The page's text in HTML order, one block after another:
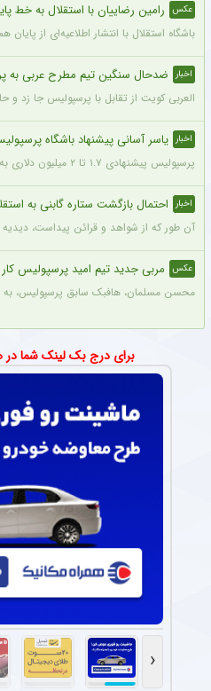
عکس رامین رضاییان با استقلال به خط
باشگاه استقلال با انتشار اطلاعیه‌ای از
اخبار ضدحال سنگین تیم مطرح عربی به
العربی کویت از تقابل با پرسپولیس جا زد و
اخبار یاسر آسانی پیشنهاد باشگاه
پرسپولیس پیشنهادی ۱.۷ تا ۲ میلیون دلاری به یاسر آسانی، وینگر استقلال، ارائه کرد، اما او نپذیرفت. آسانی تأکید کرد در فوتبال ایران فقط برای استقلال بازی خواهد کرد.
اخبار احتمال بازگشت ستاره گابنی به
آن طور که از شواهد و قرائن پیداست، دیدیه
عکس مربی جدید تیم امید پرسپولیس کار خود را به
محسن مسلمان، هافبک سابق پرسپولیس، به
برای درج بک لینک شما
‹